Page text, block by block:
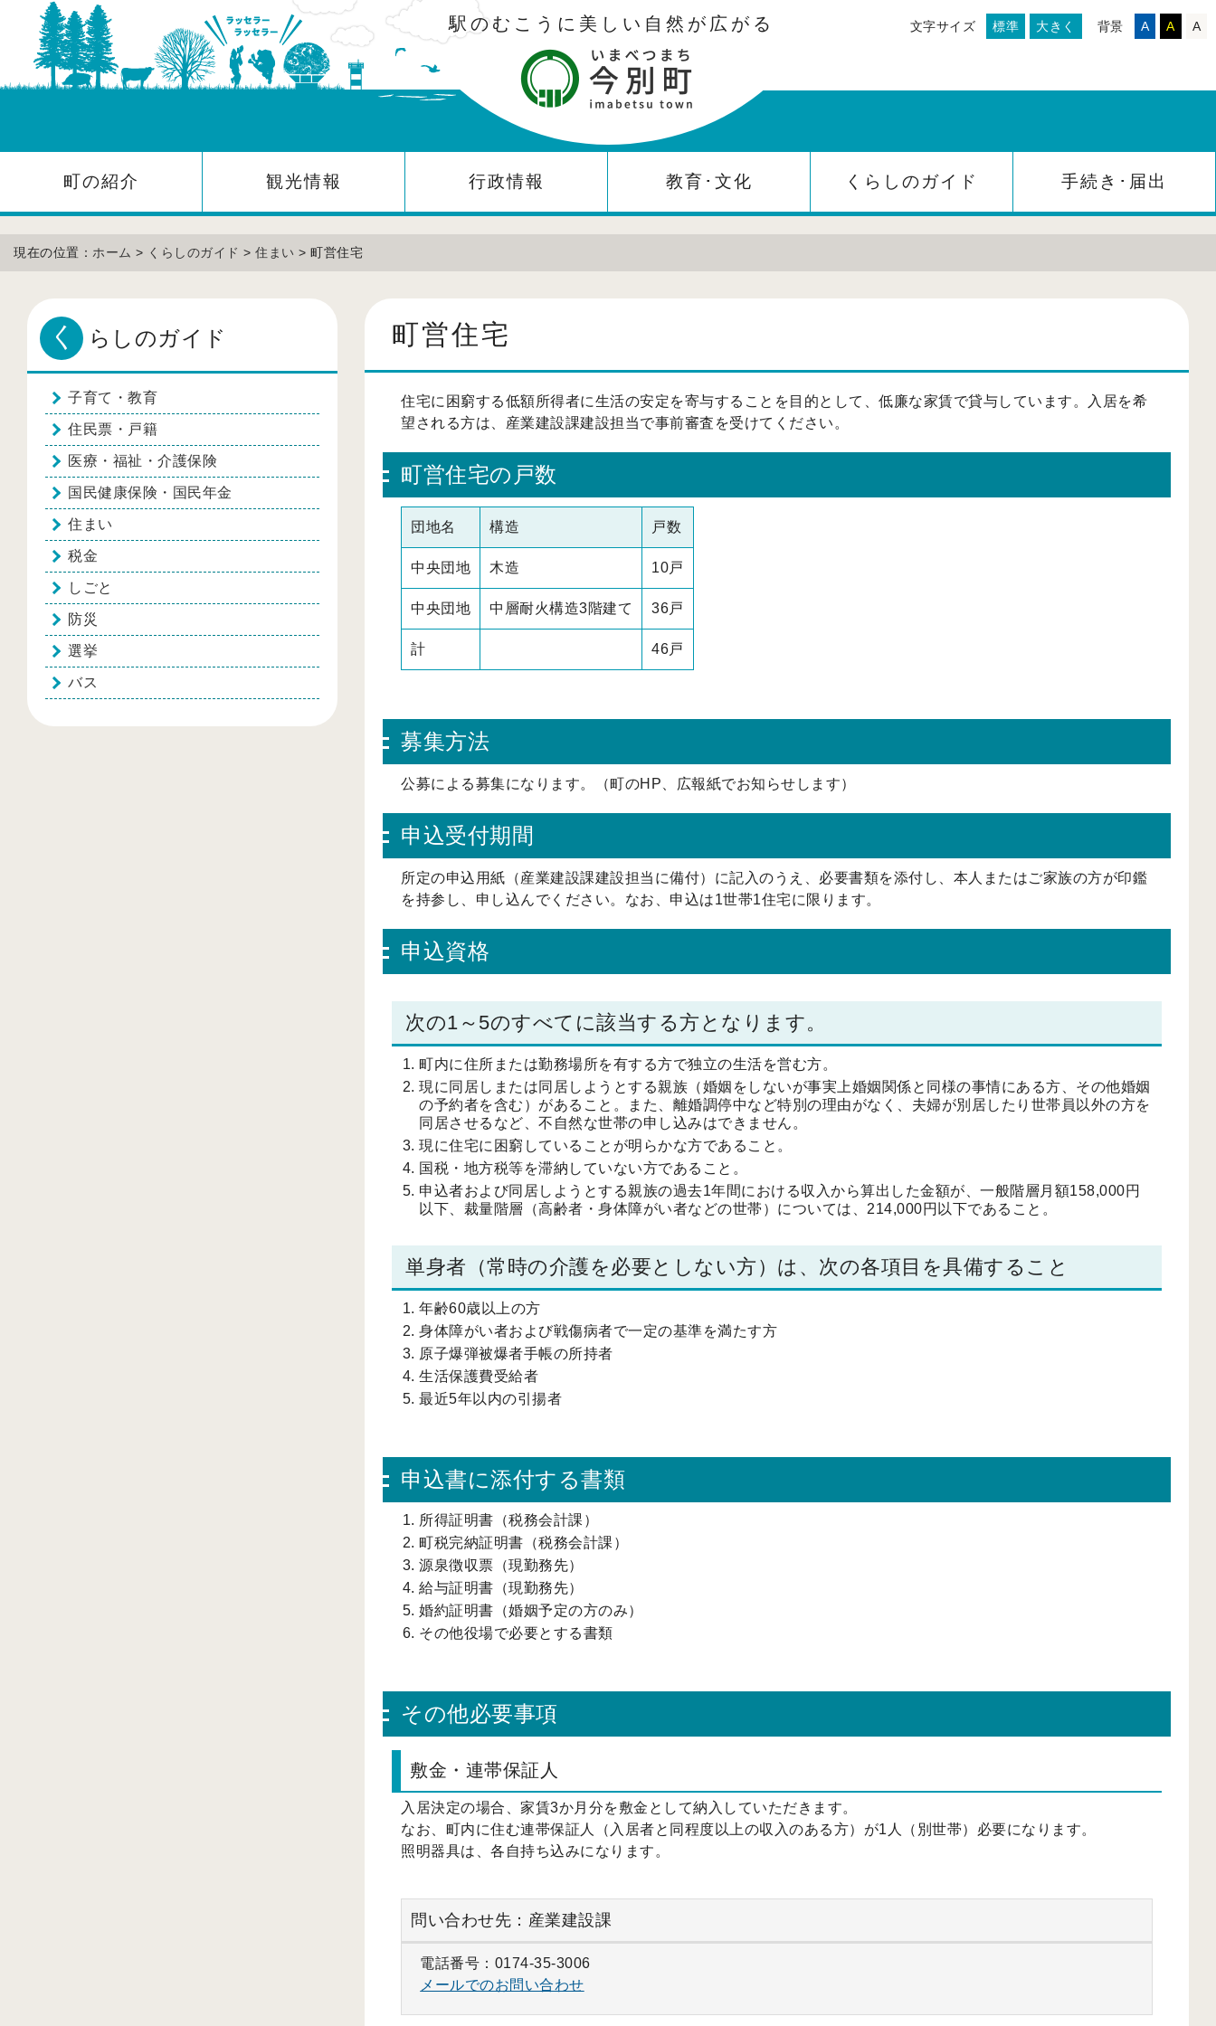
背景 A A A
文字サイズ 標準 大きく
駅のむこうに美しい自然が広がる
町の紹介 観光情報 行政情報 教育･文化 くらしのガイド 手続き･届出
現在の位置： ホーム > くらしのガイド > 住まい > 町営住宅
町営住宅
住宅に困窮する低額所得者に生活の安定を寄与することを目的として、低廉な家賃で貸与しています。入居を希
望される方は、産業建設課建設担当で事前審査を受けてください。
町営住宅の戸数
団地名 構造 戸数
中央団地 木造 10戸
中央団地 中層耐火構造3階建て 36戸
計 46戸
募集方法
公募による募集になります。（町のHP、広報紙でお知らせします）
申込受付期間
所定の申込用紙（産業建設課建設担当に備付）に記入のうえ、必要書類を添付し、本人またはご家族の方が印鑑
を持参し、申し込んでください。なお、申込は1世帯1住宅に限ります。
申込資格
次の1～5のすべてに該当する方となります。
町内に住所または勤務場所を有する方で独立の生活を営む方。
現に同居しまたは同居しようとする親族（婚姻をしないが事実上婚姻関係と同様の事情にある方、その他婚姻
の予約者を含む）があること。また、離婚調停中など特別の理由がなく、夫婦が別居したり世帯員以外の方を
同居させるなど、不自然な世帯の申し込みはできません。
現に住宅に困窮していることが明らかな方であること。
国税・地方税等を滞納していない方であること。
申込者および同居しようとする親族の過去1年間における収入から算出した金額が、一般階層月額158,000円
以下、裁量階層（高齢者・身体障がい者などの世帯）については、214,000円以下であること。
単身者（常時の介護を必要としない方）は、次の各項目を具備すること
年齢60歳以上の方
身体障がい者および戦傷病者で一定の基準を満たす方
原子爆弾被爆者手帳の所持者
生活保護費受給者
最近5年以内の引揚者
申込書に添付する書類
所得証明書（税務会計課）
町税完納証明書（税務会計課）
源泉徴収票（現勤務先）
給与証明書（現勤務先）
婚約証明書（婚姻予定の方のみ）
その他役場で必要とする書類
その他必要事項
敷金・連帯保証人
入居決定の場合、家賃3か月分を敷金として納入していただきます。
なお、町内に住む連帯保証人（入居者と同程度以上の収入のある方）が1人（別世帯）必要になります。
照明器具は、各自持ち込みになります。
問い合わせ先：産業建設課
電話番号：0174-35-3006
メールでのお問い合わせ
く らしのガイド
子育て・教育
住民票・戸籍
医療・福祉・介護保険
国民健康保険・国民年金
住まい
税金
しごと
防災
選挙
バス